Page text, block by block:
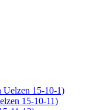
15-10-1)
15-10-11)